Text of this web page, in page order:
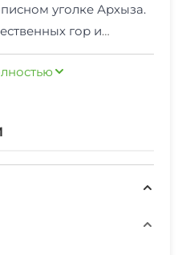
уголке Архыза.
гор и
вы сможете
и погрузиться в
оформленные в
проживания. Но
для вашего